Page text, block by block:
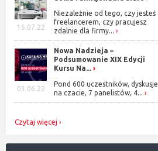
15.07.22
Niezależnie od tego, czy jesteś
freelancerem, czy pracujesz
zdalnie dla firmy...
03.06.22
Nowa Nadzieja –
Podsumowanie XIX Edycji
Kursu Na...
Pond 600 uczestników, dyskusje
na czacie, 7 panelistów, 4...
Czytaj więcej